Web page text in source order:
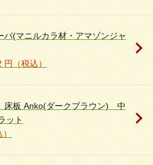
バ(マニルカラ材・アマゾンジャ
（税込）
床板 Anko(ダークブラウン) 中
ット